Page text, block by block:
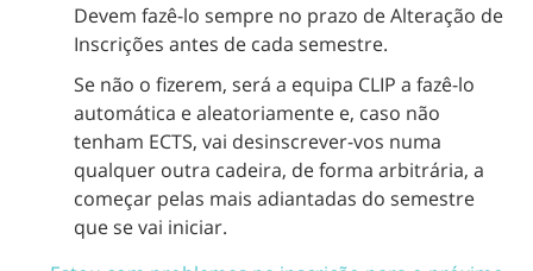
Devem fazê-lo sempre no prazo de Alteração de
Inscrições antes de cada semestre.
Se não o fizerem, será a equipa CLIP a fazê-lo
automática e aleatoriamente e, caso não
tenham ECTS, vai desinscrever-vos numa
qualquer outra cadeira, de forma arbitrária, a
começar pelas mais adiantadas do semestre
que se vai iniciar.